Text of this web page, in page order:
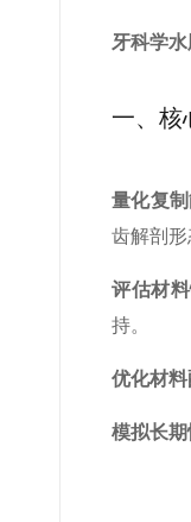
牙科学
一、核
量化复
齿解剖
评估材
持。
优化材
模拟长